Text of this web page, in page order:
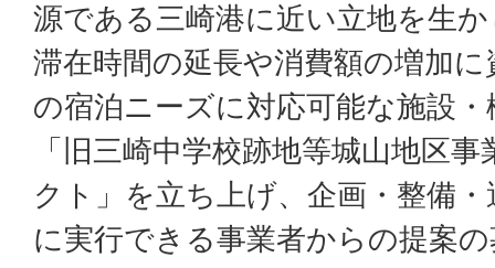
源である三崎港に近い立地を生
滞在時間の延長や消費額の増加
の宿泊ニーズに対応可能な施設
「旧三崎中学校跡地等城山地区
クト」を立ち上げ、企画・整備
に実行できる事業者からの提案